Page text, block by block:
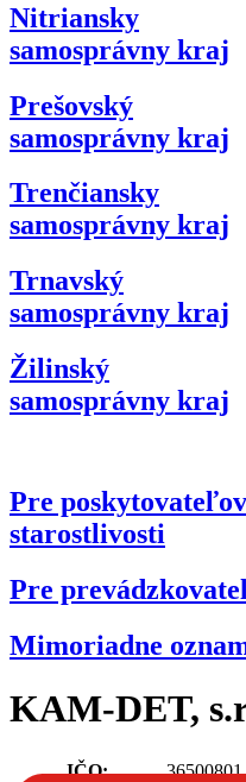
Nitriansky
samosprávny kraj
Prešovský
samosprávny kraj
Trenčiansky
samosprávny kraj
Trnavský
samosprávny kraj
Žilinský
samosprávny kraj
Pre
starostlivosti
Pre
Mimoriadne
KAM-DET,
IČO:
36500801